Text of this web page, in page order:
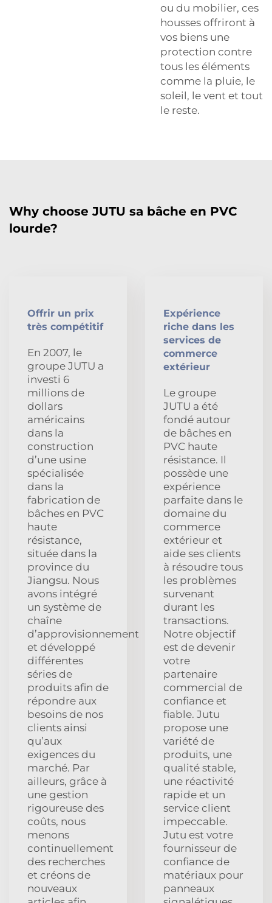
ou du mobilier, ces
housses offriront à
vos biens une
protection contre
tous les éléments
comme la pluie, le
soleil, le vent et tout
le reste.
Why choose JUTU sa bâche en PVC
lourde?
Offrir un prix
très compétitif
En 2007, le
groupe JUTU a
investi 6
millions de
dollars
américains
dans la
construction
d’une usine
spécialisée
dans la
fabrication de
bâches en PVC
haute
résistance,
située dans la
province du
Jiangsu. Nous
avons intégré
un système de
chaîne
d’approvisionnement
et développé
différentes
séries de
produits afin de
répondre aux
besoins de nos
clients ainsi
qu’aux
exigences du
marché. Par
ailleurs, grâce à
une gestion
rigoureuse des
coûts, nous
menons
continuellement
des recherches
et créons de
nouveaux
Expérience
riche dans les
services de
commerce
extérieur
Le groupe
JUTU a été
fondé autour
de bâches en
PVC haute
résistance. Il
possède une
expérience
parfaite dans le
domaine du
commerce
extérieur et
aide ses clients
à résoudre tous
les problèmes
survenant
durant les
transactions.
Notre objectif
est de devenir
votre
partenaire
commercial de
confiance et
fiable. Jutu
propose une
variété de
produits, une
qualité stable,
une réactivité
rapide et un
service client
impeccable.
Jutu est votre
fournisseur de
confiance de
matériaux pour
panneaux